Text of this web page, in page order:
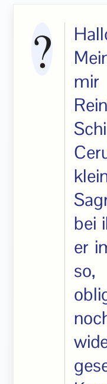
bei
er